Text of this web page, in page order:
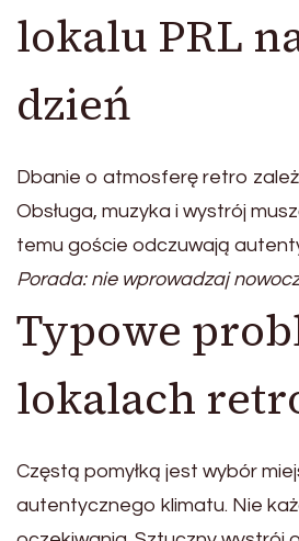
lokalu PRL
dzień
Dbanie o atmosferę retro
Obsługa, muzyka i wystrój
temu goście odczuwają
Porada: nie wprowadzaj
Typowe
lokalach
Częstą pomyłką jest wybór
autentycznego klimatu. Nie